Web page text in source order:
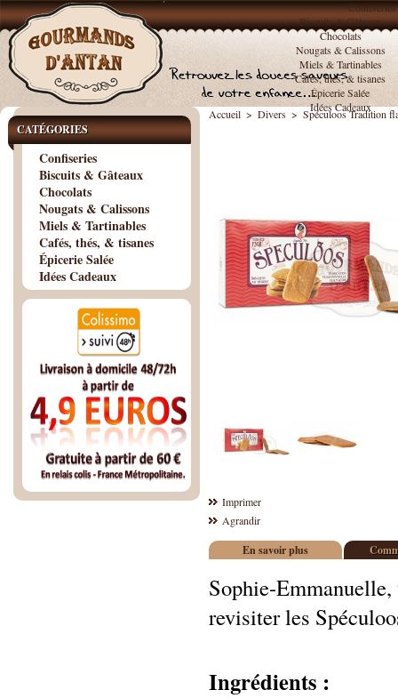
Confiseries
Biscuits & Gâteaux
Chocolats
Nougats & Calissons
Miels & Tartinables
Cafés, thés, & tisanes
Épicerie Salée
Idées Cadeaux
CATÉGORIES
Confiseries
Biscuits & Gâteaux
Chocolats
Nougats & Calissons
Miels & Tartinables
Cafés, thés, & tisanes
Épicerie Salée
Idées Cadeaux
Accueil > Divers > Spéculoos Tradition
Imprimer
Agrandir
En savoir plus
Sophie-Emmanuelle,
revisiter les
Ingrédients :